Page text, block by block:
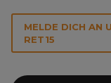
MELDE DICH AN
RET15